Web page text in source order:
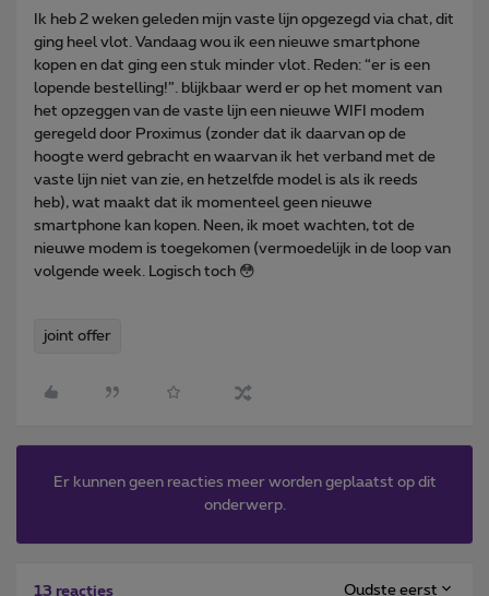
Ik heb 2 weken geleden mijn vaste lijn opgezegd via chat, dit
ging heel vlot. Vandaag wou ik een nieuwe smartphone
kopen en dat ging een stuk minder vlot. Reden: “er is een
lopende bestelling!”. blijkbaar werd er op het moment van
het opzeggen van de vaste lijn een nieuwe WIFI modem
geregeld door Proximus (zonder dat ik daarvan op de
hoogte werd gebracht en waarvan ik het verband met de
vaste lijn niet van zie, en hetzelfde model is als ik reeds
heb), wat maakt dat ik momenteel geen nieuwe
smartphone kan kopen. Neen, ik moet wachten, tot de
nieuwe modem is toegekomen (vermoedelijk in de loop van
volgende week. Logisch toch 😳
joint offer
Er kunnen geen reacties meer worden geplaatst op dit
onderwerp.
13 reacties Oudste eerst